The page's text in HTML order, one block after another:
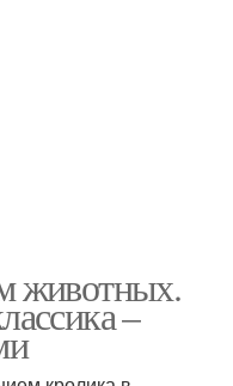
животных.
–